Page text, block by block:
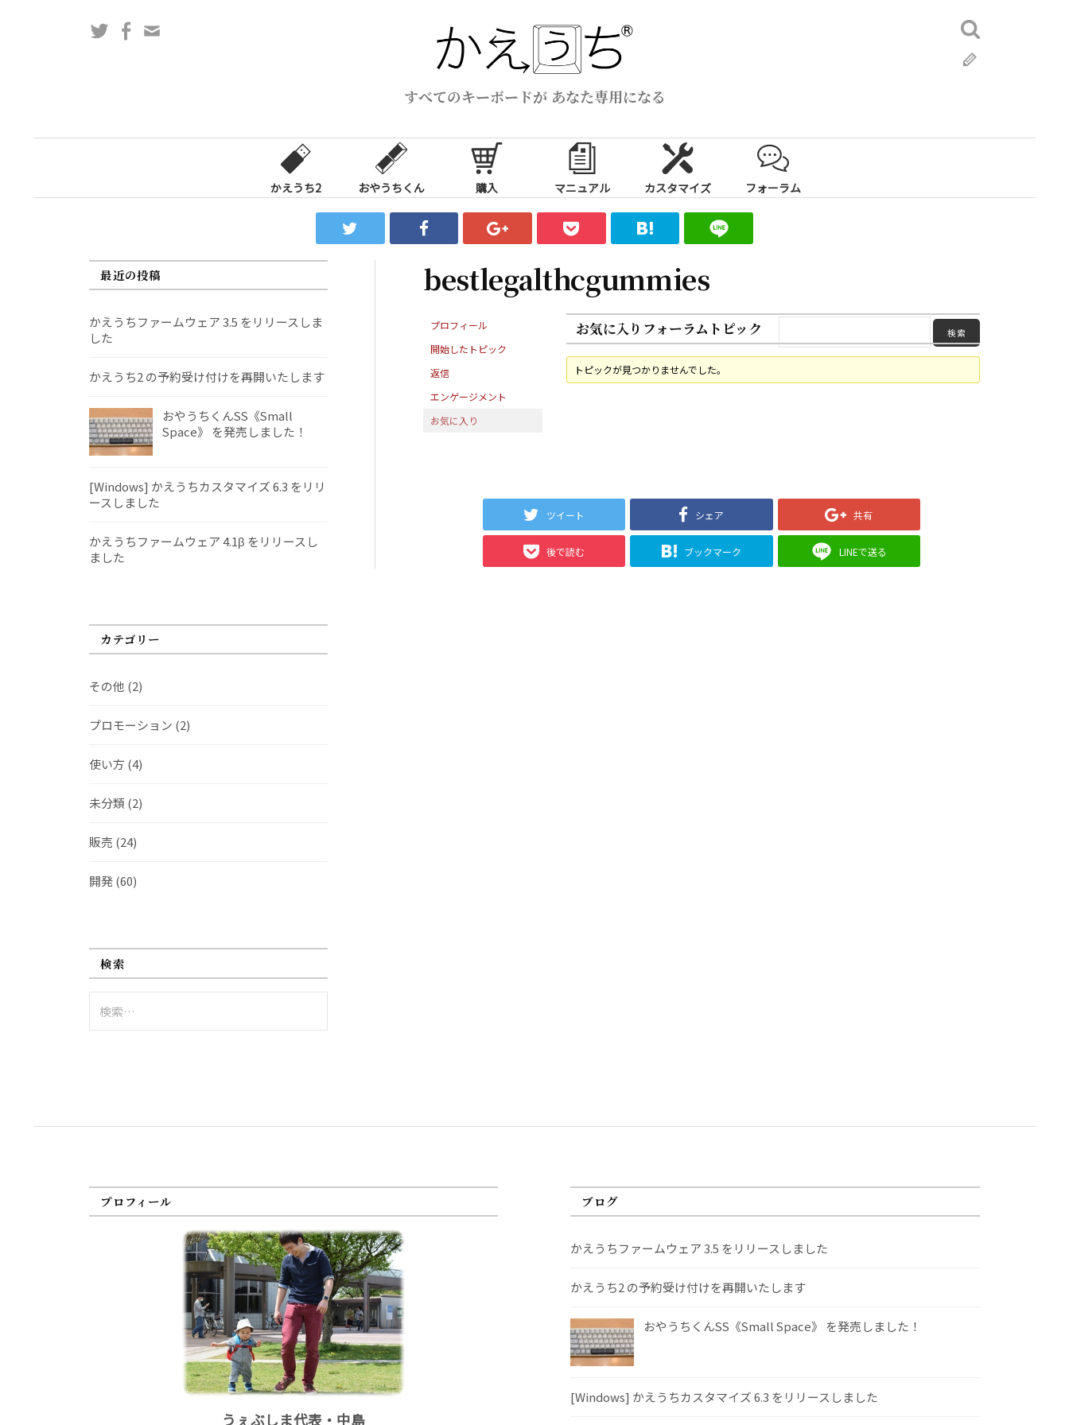
ス
すべてのキーボードが あなた専用になる
TwitterFacebook
検
索:
かえうち2 おやうちくん 購入 マニュアル カスタマイズ フォーラム
bestlegalthcgummies
プロフィール
開始したトピック
返信
エンゲージメント
お気に入り
お気に入りフォーラムトピック
トピックが見つかりませんでした。
ツイート シェア 共有
後で読む ブックマーク LINEで送る
最近の投稿
かえうちファームウェア 3.5 をリリースしま
した
かえうち2 の予約受け付けを再開いたします
おやうちくんSS《Small
Space》 を発売しました！
[Windows] かえうちカスタマイズ 6.3 をリリ
ースしました
かえうちファームウェア 4.1β をリリースし
ました
カテゴリー
その他 (2)
プロモーション (2)
使い方 (4)
未分類 (2)
販売 (24)
開発(60)
検索
索:
プロフィール
うぇぶしま代表・中島
ブログ
かえうちファームウェア 3.5 をリリースしました
かえうち2 の予約受け付けを再開いたします
おやうちくんSS《Small Space》 を発売しました！
[Windows] かえうちカスタマイズ 6.3 をリリースしました